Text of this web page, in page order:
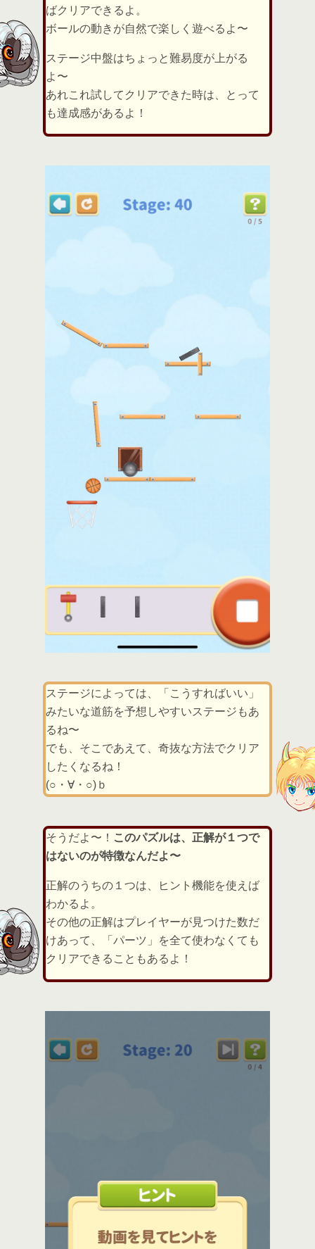
ばクリアできるよ。
ボールの動きが自然で楽しく遊べるよ〜
ステージ中盤はちょっと難易度が上がる
よ〜
あれこれ試してクリアできた時は、とって
も達成感があるよ！
ステージによっては、「こうすればいい」
みたいな道筋を予想しやすいステージもあ
るね〜
でも、そこであえて、奇抜な方法でクリア
したくなるね！
(○・∀・○)ｂ
そうだよ〜！ このパズルは、正解が１つで
はないのが特徴なんだよ〜
正解のうちの１つは、ヒント機能を使えば
わかるよ。
その他の正解はプレイヤーが見つけた数だ
けあって、「パーツ」を全て使わなくても
クリアできることもあるよ！